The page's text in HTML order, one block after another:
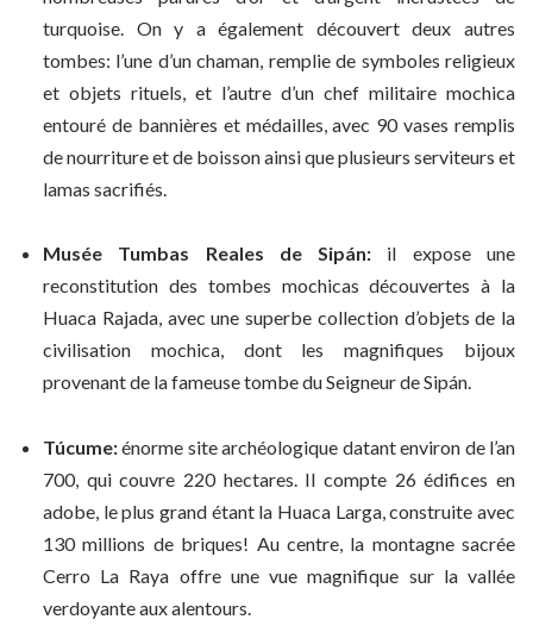
turquoise. On y a également découvert deux autres
tombes: l’une d’un chaman, remplie de symboles religieux
et objets rituels, et l’autre d’un chef militaire mochica
entouré de bannières et médailles, avec 90 vases remplis
de nourriture et de boisson ainsi que plusieurs serviteurs et
lamas sacrifiés.
Musée Tumbas Reales de Sipán: il expose une
reconstitution des tombes mochicas découvertes à la
Huaca Rajada, avec une superbe collection d’objets de la
civilisation mochica, dont les magnifiques bijoux
provenant de la fameuse tombe du Seigneur de Sipán.
Túcume:énorme site archéologique datant environ de l’an
700, qui couvre 220 hectares. Il compte 26 édifices en
adobe, le plus grand étant la Huaca Larga, construite avec
130 millions de briques! Au centre, la montagne sacrée
Cerro La Raya offre une vue magnifique sur la vallée
verdoyante aux alentours.